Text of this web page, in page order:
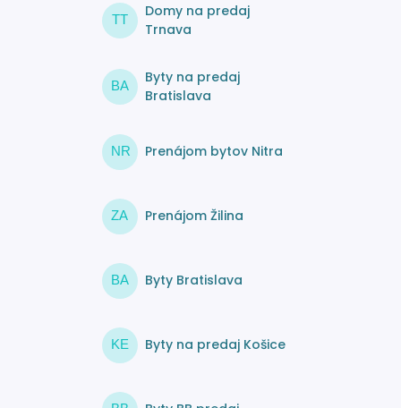
TT
Domy na predaj
Trnava
BA
Byty na predaj
Bratislava
NR Prenájom bytov Nitra
ZA Prenájom Žilina
BA Byty Bratislava
KE Byty na predaj Košice